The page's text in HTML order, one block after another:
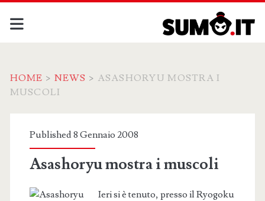
HOME > NEWS > ASASHORYU MOSTRA I
MUSCOLI
Published 8 Gennaio 2008
Asashoryu mostra i muscoli
Ieri si è tenuto, presso il Ryogoku